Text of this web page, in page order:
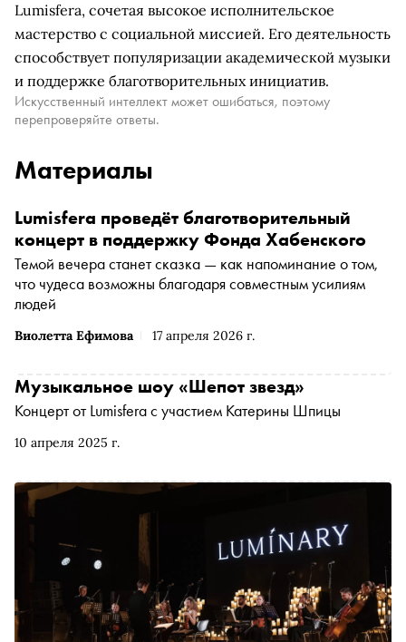
Lumisfera, сочетая высокое исполнительское
мастерство с социальной миссией. Его деятельность
способствует популяризации академической музыки
и поддержке благотворительных инициатив.
Искусственный интеллект может ошибаться, поэтому
перепроверяйте ответы.
Материалы
Виолетта Ефимова 17 апреля 2026 г.
Lumisfera проведёт благотворительный
концерт в поддержку Фонда Хабенского
Темой вечера станет сказка — как напоминание о том,
что чудеса возможны благодаря совместным усилиям
людей
10 апреля 2025 г.
Музыкальное шоу «Шепот звезд»
Концерт от Lumisfera с участием Катерины Шпицы